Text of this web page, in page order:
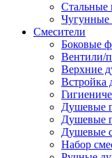
Стальные
Чугунные
Смесители
Боковые
Вентили/
Верхние
Встройка
Душевые
Душевые
Душевые
Набор